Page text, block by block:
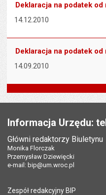
Deklaracja na podatek
14.12.2010
Deklaracja na podatek
14.09.2010
Informacja Urzędu:
Główni redaktorzy Biuletynu
Monika Florczak
Przemysław Dziewięcki
e-mail: bip@um.wroc.pl
Zespół redakcyjny BIP